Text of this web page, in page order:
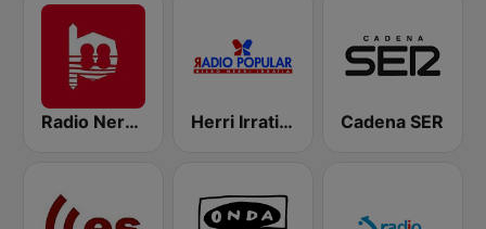
Radio Nervion Herri Irratia - Radio Popular Cadena SER